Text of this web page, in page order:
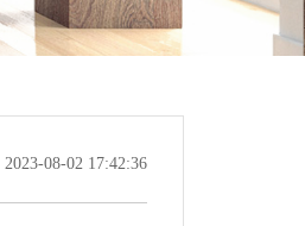
2023-08-02 17:42:36